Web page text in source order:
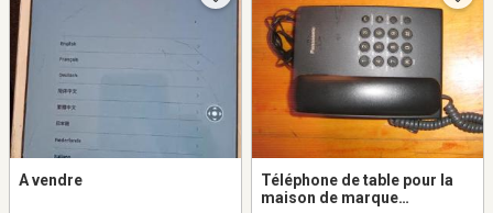
A vendre
Téléphone de table pour la
maison de marque